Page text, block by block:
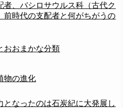
者、バシロサウルス科（古代ク
前時代の支配者と何がちがうの
おおまかな分類
物の進化
となったのは石炭紀に大発展し